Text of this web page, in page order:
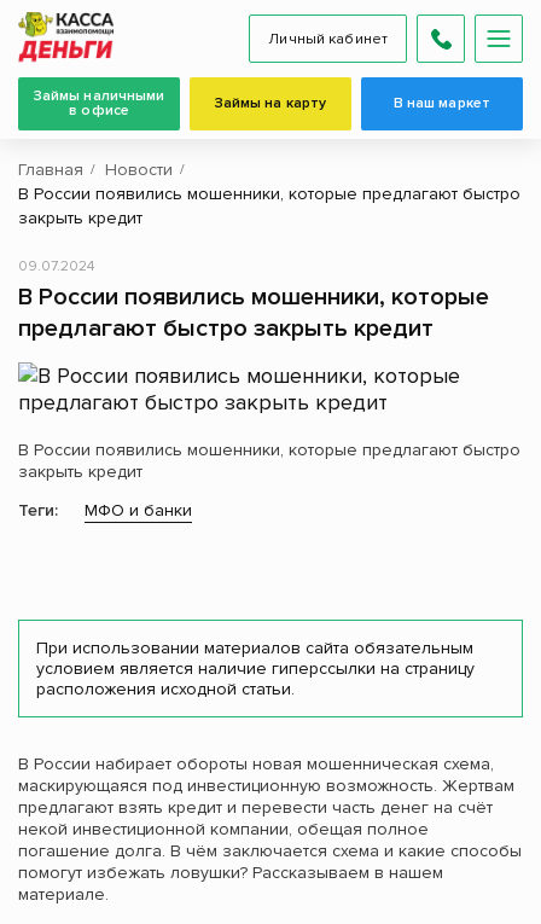
Личный кабинет
Займы наличными
в офисе
Займы на карту В наш маркет
Главная
Новости
В России появились мошенники, которые предлагают быстро
закрыть кредит
В России появились мошенники, которые
предлагают быстро закрыть кредит
09.07.2024
В России появились мошенники, которые предлагают быстро
закрыть кредит
Теги:
МФО и банки
При использовании материалов сайта обязательным
условием является наличие гиперссылки на страницу
расположения исходной статьи.
В России набирает обороты новая мошенническая схема,
маскирующаяся под инвестиционную возможность. Жертвам
предлагают взять кредит и перевести часть денег на счёт
некой инвестиционной компании, обещая полное
погашение долга. В чём заключается схема и какие способы
помогут избежать ловушки? Рассказываем в нашем
материале.